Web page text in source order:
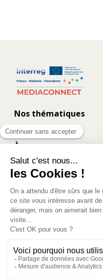
Nos thématiques
Nos dossiers
À propos
Contact
Eurometropolis.eu